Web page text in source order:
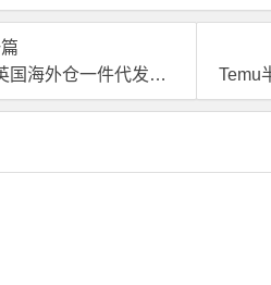
效解决！
海外仓
仓一件代发可行吗？
Temu